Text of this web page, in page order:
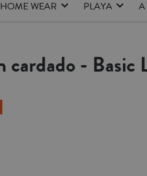
HOME WEAR PLAYA
cardado -